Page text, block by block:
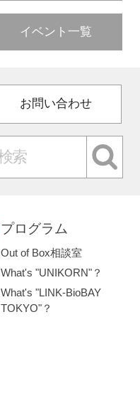
イベント一覧
お問い合わせ
プログラム
Out of Box相談室
What's "UNIKORN"？
What's "LINK-BioBAY
TOKYO"？